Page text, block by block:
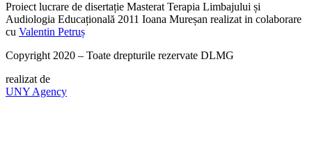
Proiect lucrare de disertație Masterat Terapia Limbajului și
Audiologia Educațională 2011 Ioana Mureșan realizat in colaborare
cu Valentin Petruș
Copyright 2020 – Toate drepturile rezervate DLMG
realizat de
UNY Agency